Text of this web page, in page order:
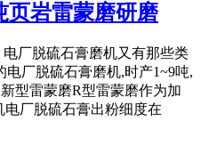
页岩雷蒙磨研磨
厂脱硫石膏磨机又有那些类
电厂脱硫石膏磨机,时产1~9吨,
型雷蒙磨R型雷蒙磨作为加
厂脱硫石膏出粉细度在